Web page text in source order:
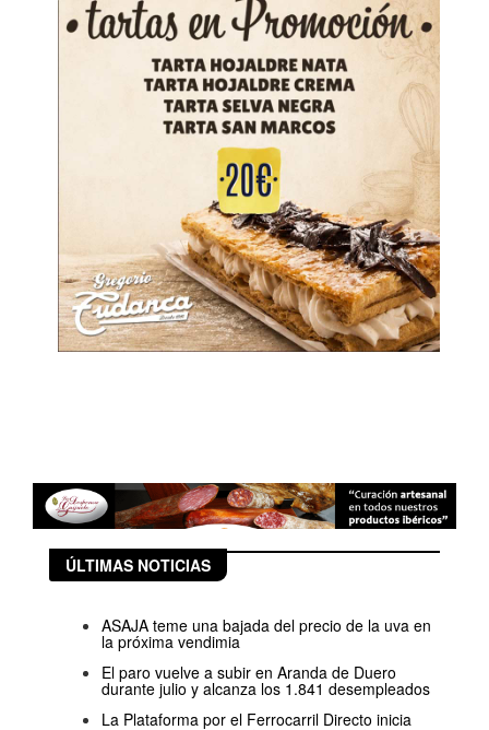
ÚLTIMAS NOTICIAS
ASAJA teme una bajada del precio de la uva en
la próxima vendimia
El paro vuelve a subir en Aranda de Duero
durante julio y alcanza los 1.841 desempleados
La Plataforma por el Ferrocarril Directo inicia